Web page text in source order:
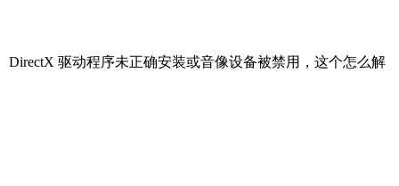
驱动程序未正确安装或音像设备被禁用，这个怎么解